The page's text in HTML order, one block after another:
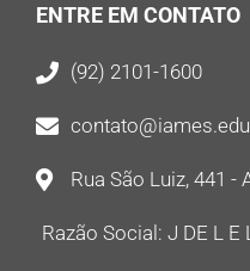
ENTRE EM CONTATO
(92) 2101-1600
Rua São Luiz, 441 -
Razão Social: J DE L E